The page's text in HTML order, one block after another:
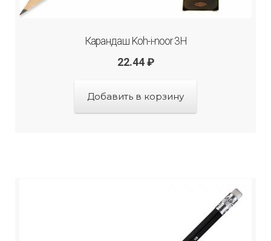
Карандаш Koh-i-noor 3H
22.44 ₽
Добавить в корзину